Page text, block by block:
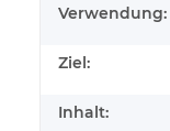
Verwendung:
Ziel:
Inhalt: